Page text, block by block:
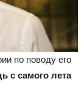
по поводу его
с самого лета